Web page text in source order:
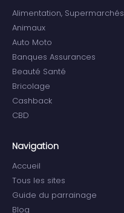
Alimentation, Supermarchés
Animaux
Auto Moto
Banques Assurances
Beauté Santé
Bricolage
Cashback
CBD
Navigation
Accueil
Tous les sites
Guide du parrainage
Blog